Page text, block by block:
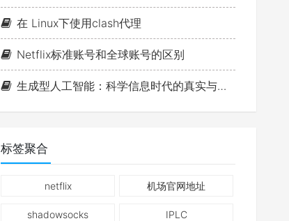
在 Linux下使用clash代理
Netflix标准账号和全球账号的区别
生成型人工智能：科学信息时代的真实与虚构之间
标签聚合
netflix 机场官网地址
shadowsocks IPLC